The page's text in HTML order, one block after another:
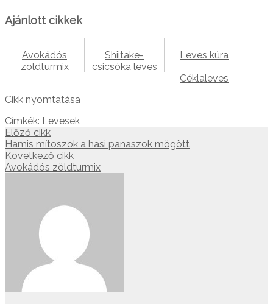
Ajánlott cikkek
Avokádós
zöldturmix
Shiitake-
csicsóka leves
Leves kúra
Céklaleves
Cikk nyomtatása
Címkék: Levesek
Előző cikk
Hamis mítoszok a hasi panaszok mögött
Következő cikk
Avokádós zöldturmix